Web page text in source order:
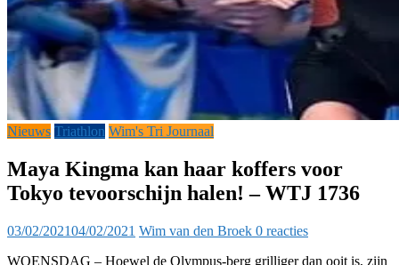
Nieuws Triathlon Wim's Tri Journaal
Maya Kingma kan haar koffers voor
Tokyo tevoorschijn halen! – WTJ 1736
03/02/202104/02/2021 Wim van den Broek 0 reacties
WOENSDAG – Hoewel de Olympus-berg grilliger dan ooit is, zijn